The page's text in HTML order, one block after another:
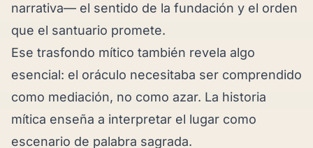
narrativa— el sentido de la fundación y el orden
que el santuario promete.
Ese trasfondo mítico también revela algo
esencial: el oráculo necesitaba ser comprendido
como mediación, no como azar. La historia
mítica enseña a interpretar el lugar como
escenario de palabra sagrada.